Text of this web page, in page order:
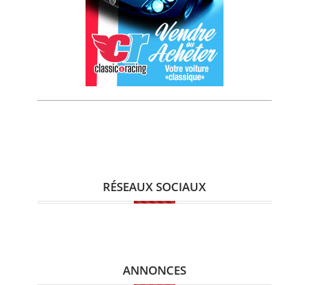
RÉSEAUX SOCIAUX
ANNONCES